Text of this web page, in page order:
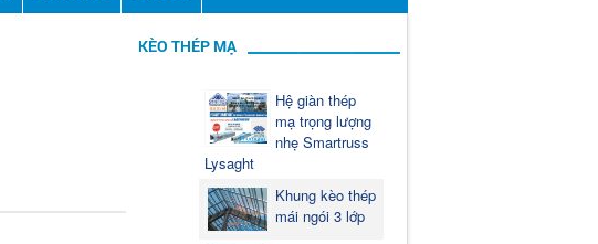
KÈO THÉP MẠ
Hệ giàn thép
mạ trọng lượng
nhẹ Smartruss
Lysaght
Khung kèo thép
mái ngói 3 lớp